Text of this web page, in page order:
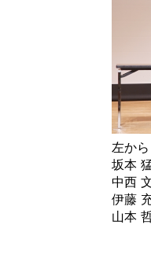
左から
坂本
中西
伊藤
山本